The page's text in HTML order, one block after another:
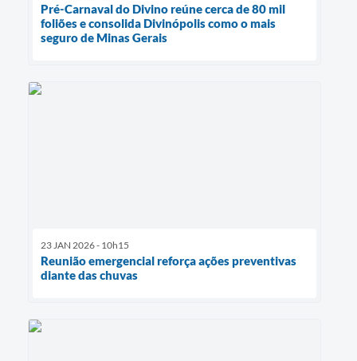
Pré-Carnaval do Divino reúne cerca de 80 mil
foliões e consolida Divinópolis como o mais
seguro de Minas Gerais
23 JAN 2026 - 10h15
Reunião emergencial reforça ações preventivas
diante das chuvas